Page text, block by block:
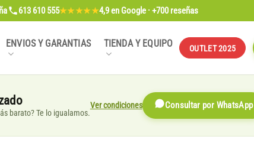
613 610 555★★★★★4,9en Google · +700 reseñas
ENVIOS Y GARANTIAS TIENDA Y EQUIPO OUTLET 2025
barato? Te lo igualamos.
Ver condiciones Consultar por WhatsApp